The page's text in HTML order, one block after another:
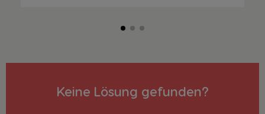
Keine Lösung gefunden?